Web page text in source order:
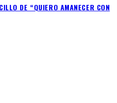
DE “QUIERO AMANECER CON